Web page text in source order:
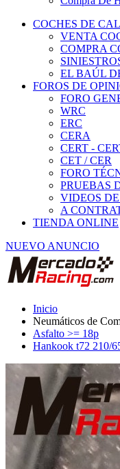
COCHES DE
VENTA
COMPRA
EL BAÚL
FOROS DE
FORO
WRC
ERC
CERA
CERT -
CET / CER
FORO
PRUEBAS
VIDEOS
A
TIENDA ONLINE
NUEVO ANUNCIO
Neumáticos de
Asfalto >= 18p
Hankook t72 210/